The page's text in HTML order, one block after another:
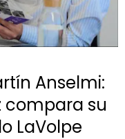
Anselmi:
compara su
LaVolpe